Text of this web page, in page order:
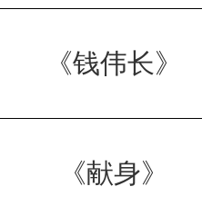
《钱伟长》
《献身》